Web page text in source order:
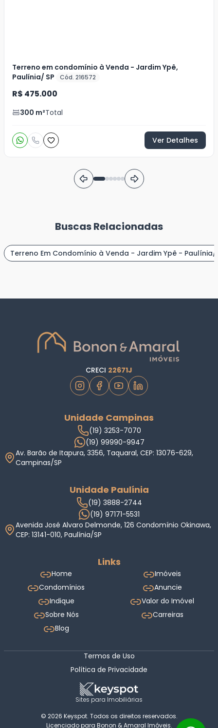
Terreno em condomínio à Venda - Jardim Ypê,
Paulínia/ SP
Cód. 216572
R$ 475.000
300 m²Total
Ver Detalhes
Buscas Relacionadas
Terreno Em Condomínio à Venda - Jardim Ypê - Paulínia/
CRECI 22671J
Unidade Campinas
(19) 3253-7070
(19) 99990-9947
Av. Barão de Itapura, 3356, Taquaral, CEP: 13076-629,
Campinas/SP
Unidade Paulínia
(19) 3888-2744
(19) 97171-5531
Avenida José Alvaro Delmonde, 126 Condomínio Okinawa,
CEP: 13141-010, Paulínia/SP
Links
Home
Imóveis
Condomínios
Anuncie
Indique
Valor do Imóvel
Sobre Nós
Carreiras
Blog
Termos de Uso
Política de Privacidade
Sites para Imobiliárias
© 2026 Keyspot. Todos os direitos reservados.
Licenciado para Bonon & Amaral Imóveis.